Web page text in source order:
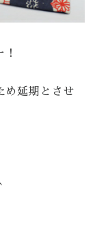
め延期とさせ